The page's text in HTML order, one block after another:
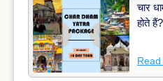
चार
होते हैं?